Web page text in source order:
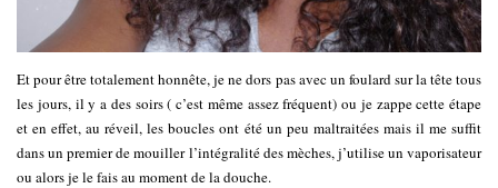
Et pour être totalement honnête, je ne dors pas avec un foulard sur la tête tous
les jours, il y a des soirs ( c’est même assez fréquent) ou je zappe cette étape
et en effet, au réveil, les boucles ont été un peu maltraitées mais il me suffit
dans un premier de mouiller l’intégralité des mèches, j’utilise un vaporisateur
ou alors je le fais au moment de la douche.